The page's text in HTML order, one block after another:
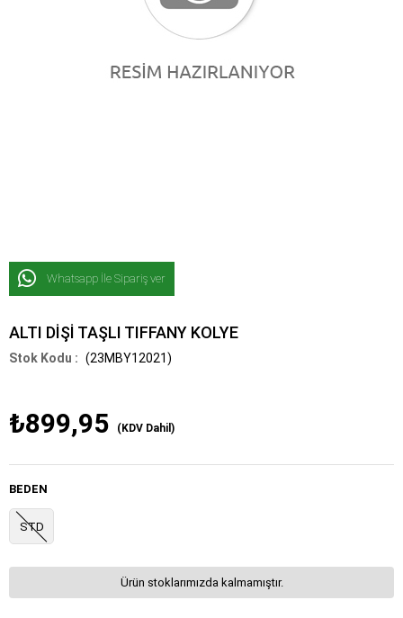
Whatsapp İle Sipariş ver
ALTI DİŞİ TAŞLI TIFFANY KOLYE
(23MBY12021)
₺899,95 (KDV Dahil)
BEDEN
STD
Ürün stoklarımızda kalmamıştır.